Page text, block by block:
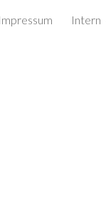
Impressum Intern